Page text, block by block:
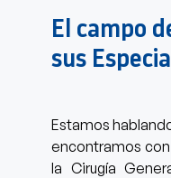
El campo
sus
Estamos
encontramos
la Cirugía